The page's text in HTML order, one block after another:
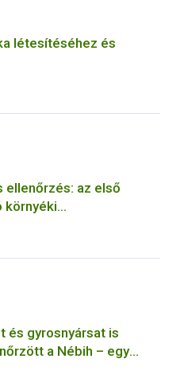
létesítéséhez és
ellenőrzés: az első
környéki
és gyrosnyársat is
a Nébih – egy
felfüggesztették